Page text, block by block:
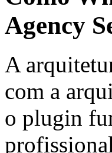
Agency
A
com a
o plugin